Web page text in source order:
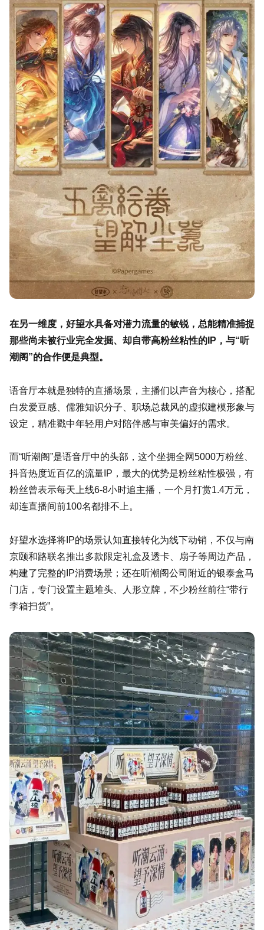
在另一维度，好望水具备对潜力流量的敏锐，总能精准捕捉
那些尚未被行业完全发掘、却自带高粉丝粘性的IP，与“听
潮阁”的合作便是典型。
语音厅本就是独特的直播场景，主播们以声音为核心，搭配
白发爱豆感、儒雅知识分子、职场总裁风的虚拟建模形象与
设定，精准戳中年轻用户对陪伴感与审美偏好的需求。
而“听潮阁”是语音厅中的头部，这个坐拥全网5000万粉丝、
抖音热度近百亿的流量IP，最大的优势是粉丝粘性极强，有
粉丝曾表示每天上线6-8小时追主播，一个月打赏1.4万元，
却连直播间前100名都排不上。
好望水选择将IP的场景认知直接转化为线下动销，不仅与南
京颐和路联名推出多款限定礼盒及透卡、扇子等周边产品，
构建了完整的IP消费场景；还在听潮阁公司附近的银泰盒马
门店，专门设置主题堆头、人形立牌，不少粉丝前往“带行
李箱扫货”。